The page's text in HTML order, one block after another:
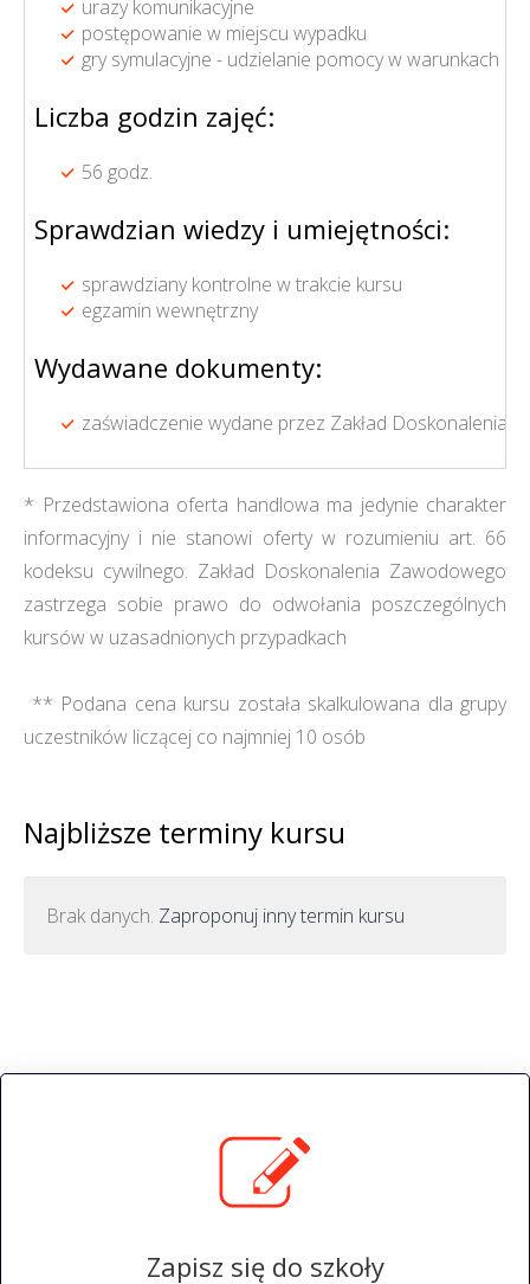
urazy komunikacyjne
postępowanie w miejscu wypadku
gry symulacyjne - udzielanie pomocy w warunkach
Liczba godzin zajęć:
56 godz.
Sprawdzian wiedzy i umiejętności:
sprawdziany kontrolne w trakcie kursu
egzamin wewnętrzny
Wydawane dokumenty:
zaświadczenie wydane przez Zakład Doskonalenia
* Przedstawiona oferta handlowa ma jedynie charakter
informacyjny i nie stanowi oferty w rozumieniu art. 66
kodeksu cywilnego. Zakład Doskonalenia Zawodowego
zastrzega sobie prawo do odwołania poszczególnych
kursów w uzasadnionych przypadkach
** Podana cena kursu została skalkulowana dla grupy
uczestników liczącej co najmniej 10 osób
Najbliższe terminy kursu
Brak danych. Zaproponuj inny termin kursu
Zapisz się do szkoły